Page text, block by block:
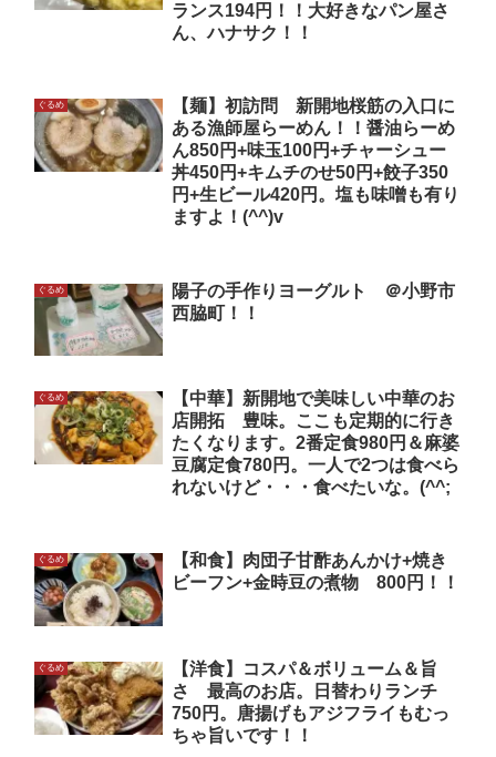
ランス194円！！大好きなパン屋さ
ん、ハナサク！！
ぐるめ
【麺】初訪問 新開地桜筋の入口に
ある漁師屋らーめん！！醤油らーめ
ん850円+味玉100円+チャーシュー
丼450円+キムチのせ50円+餃子350
円+生ビール420円。塩も味噌も有り
ますよ！(^^)v
ぐるめ
陽子の手作りヨーグルト ＠小野市
西脇町！！
ぐるめ
【中華】新開地で美味しい中華のお
店開拓 豊味。ここも定期的に行き
たくなります。2番定食980円＆麻婆
豆腐定食780円。一人で2つは食べら
れないけど・・・食べたいな。(^^;
ぐるめ
【和食】肉団子甘酢あんかけ+焼き
ビーフン+金時豆の煮物 800円！！
ぐるめ
【洋食】コスパ＆ボリューム＆旨
さ 最高のお店。日替わりランチ
750円。唐揚げもアジフライもむっ
ちゃ旨いです！！